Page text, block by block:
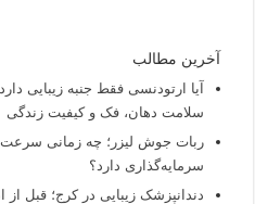
آخرین مطالب
آیا ارتودنسی فقط جنبه زیبایی
سلامت دهان، فک و کیفیت زندگی
ربات جوش لیزر؛ چه زمانی سرعت
سرمایه‌گذاری دارد؟
دندانپزشک زیبایی در کرج؛ قبل از